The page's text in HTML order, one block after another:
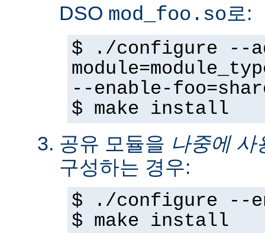
DSO mod_foo.so로:
$ ./configure --
--enable-
$ make install
공유 모듈을 나중에 사
구성하는 경우:
$ ./configure --
$ make install